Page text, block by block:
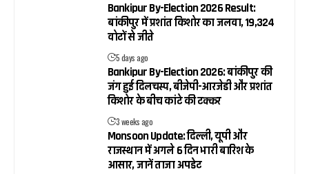
Bankipur By-Election 2026 Result:
बांकीपुर में प्रशांत किशोर का जलवा, 19,324
वोटों से जीते
5 days ago
Bankipur By-Election 2026: बांकीपुर की
जंग हुई दिलचस्प, बीजेपी-आरजेडी और प्रशांत
किशोर के बीच कांटे की टक्कर
3 weeks ago
Monsoon Update: दिल्ली, यूपी और
राजस्थान में अगले 6 दिन भारी बारिश के
आसार, जानें ताजा अपडेट